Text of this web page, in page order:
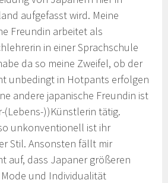
aufgefasst wird. Meine
Freundin arbeitet als
in einer Sprachschule
da so meine Zweifel, ob der
unbedingt in Hotpants erfolgen
andere japanische Freundin ist
(Lebens-))Künstlerin tätig.
unkonventionell ist ihr
Stil. Ansonsten fällt mir
auf, dass Japaner größeren
und Individualität